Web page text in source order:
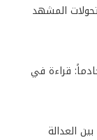
المشهد
قراءة في
العدالة